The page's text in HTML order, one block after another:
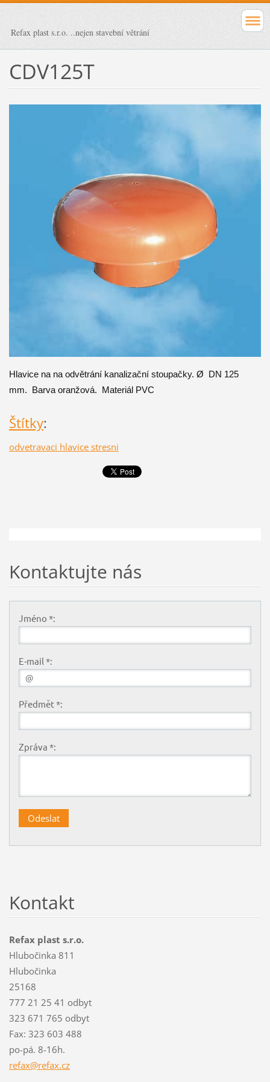
Refax plast s.r.o. ..nejen stavební větrání
CDV125T
Hlavice na na odvětrání kanalizační stoupačky. Ø DN 125
mm. Barva oranžová. Materiál PVC
Štítky:
odvetravaci hlavice stresni
Kontaktujte nás
Jméno *:
E-mail *:
Předmět *:
Zpráva *:
Kontakt
Refax plast s.r.o.
Hlubočinka 811
Hlubočinka
25168
777 21 25 41 odbyt
323 671 765 odbyt
Fax: 323 603 488
po-pá. 8-16h.
refax@refax.cz